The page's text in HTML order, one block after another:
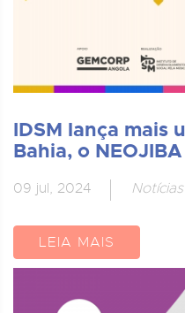
IDSM lança mais
Bahia, o
09 jul, 2024 Notícias
LEIA MAIS